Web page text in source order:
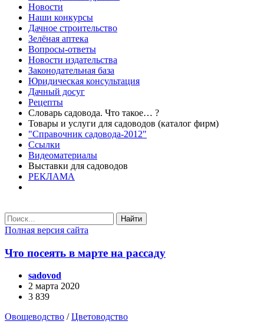
Новости
Наши конкурсы
Дачное строительство
Зелёная аптека
Вопросы-ответы
Новости издательства
Законодательная база
Юридическая консультация
Дачный досуг
Рецепты
Словарь садовода. Что такое… ?
Товары и услуги для садоводов (каталог фирм)
"Справочник садовода-2012"
Ссылки
Видеоматериалы
Выставки для садоводов
РЕКЛАМА
Найти
Полная версия сайта
Что посеять в марте на рассаду
sadovod
2 марта 2020
3 839
Овощеводство /Цветоводство